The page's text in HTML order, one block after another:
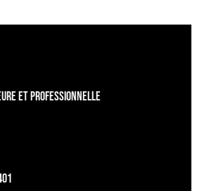
ET PROFESSIONNELLE